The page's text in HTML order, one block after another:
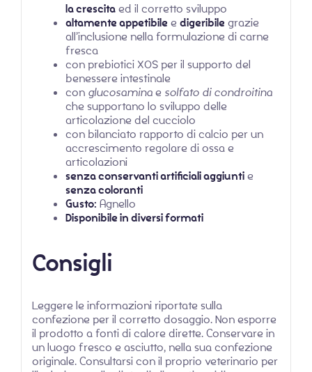
la crescitaed il corretto sviluppo
altamente appetibile e digeribile grazie
all’inclusione nella formulazione di carne
fresca
con prebiotici XOS per il supporto del
benessere intestinale
con glucosaminae solfato di condroitina
che supportano lo sviluppo delle
articolazione del cucciolo
con bilanciato rapporto di calcio per un
accrescimento regolare di ossa e
articolazioni
senza conservanti artificiali aggiuntie
senza coloranti
Gusto: Agnello
Disponibile in diversi formati
Consigli
Leggere le informazioni riportate sulla
confezione per il corretto dosaggio. Non esporre
il prodotto a fonti di calore dirette. Conservare in
un luogo fresco e asciutto, nella sua confezione
originale. Consultarsi con il proprio veterinario per